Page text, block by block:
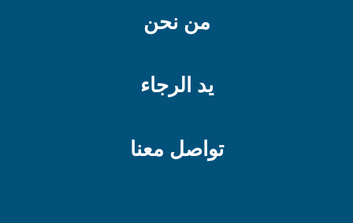
من نحن
يد الرجاء
تواصل معنا